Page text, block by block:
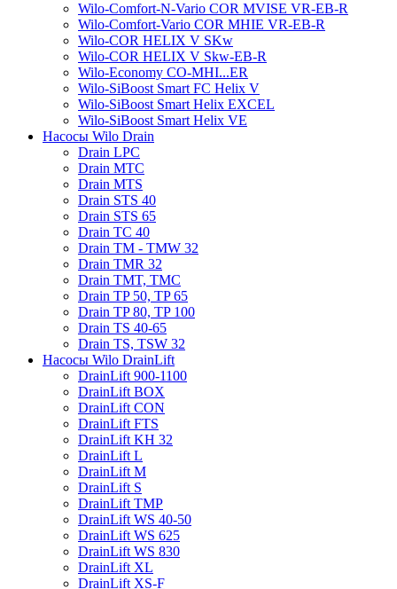
Wilo-Comfort-N-Vario COR MVISE VR-EB-R
Wilo-Comfort-Vario COR MHIE VR-EB-R
Wilo-COR HELIX V SKw
Wilo-COR HELIX V Skw-EB-R
Wilo-Economy CO-MHI...ER
Wilo-SiBoost Smart FC Helix V
Wilo-SiBoost Smart Helix EXCEL
Wilo-SiBoost Smart Helix VE
Насосы Wilo Drain
Drain LPC
Drain MTC
Drain MTS
Drain STS 40
Drain STS 65
Drain TC 40
Drain TM - TMW 32
Drain TMR 32
Drain TMT, TMC
Drain TP 50, TP 65
Drain TP 80, TP 100
Drain TS 40-65
Drain TS, TSW 32
Насосы Wilo DrainLift
DrainLift 900-1100
DrainLift BOX
DrainLift CON
DrainLift FTS
DrainLift KH 32
DrainLift L
DrainLift M
DrainLift S
DrainLift TMP
DrainLift WS 40-50
DrainLift WS 625
DrainLift WS 830
DrainLift XL
DrainLift XS-F